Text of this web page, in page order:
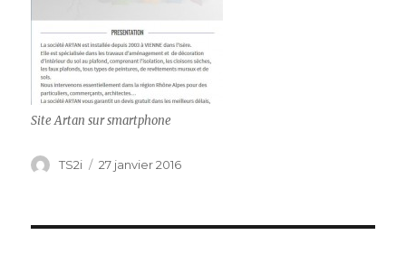
Site Artan sur smartphone
Auteur
TS2i
Publié
27 janvier 2016